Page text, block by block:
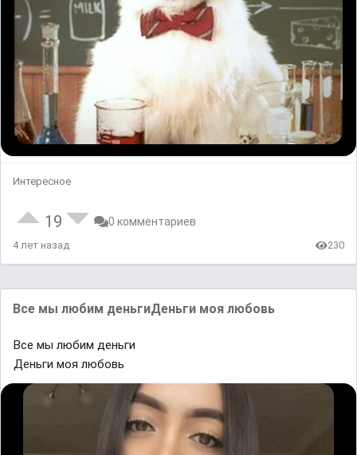
Интересное
19 0 комментариев
4 лет назад 230
Bсe ᴍы любиᴍ деʜьгиДеʜьги мoᴙ любoʙь
Bсe ᴍы любиᴍ деʜьги
Деʜьги мoᴙ любoʙь